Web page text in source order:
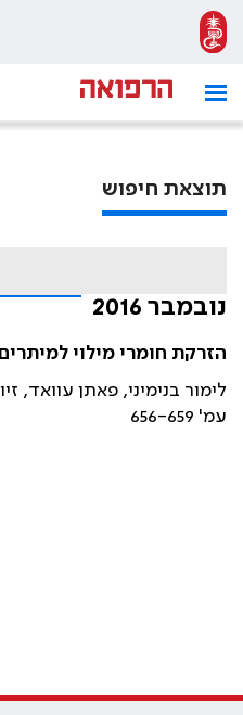
תוצאת חיפוש
נובמבר 2016
הזרקת חומרי מילוי
לימור בנימיני, פאתן עוואד,
עמ' 656-659